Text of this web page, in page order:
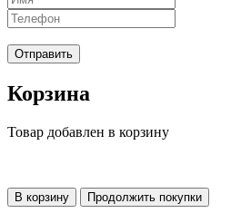
Отправить
Корзина
Товар добавлен в корзину
В корзину Продолжить покупки